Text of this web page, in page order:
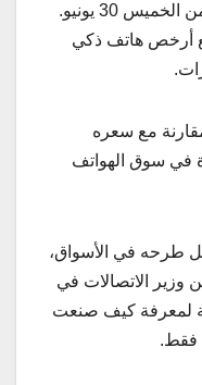
أرخص هاتف ذكي
مع سعره
في سوق الهواتف
طرحه في الأسواق،
الاتصالات في
لمعرفة كيف صنعت